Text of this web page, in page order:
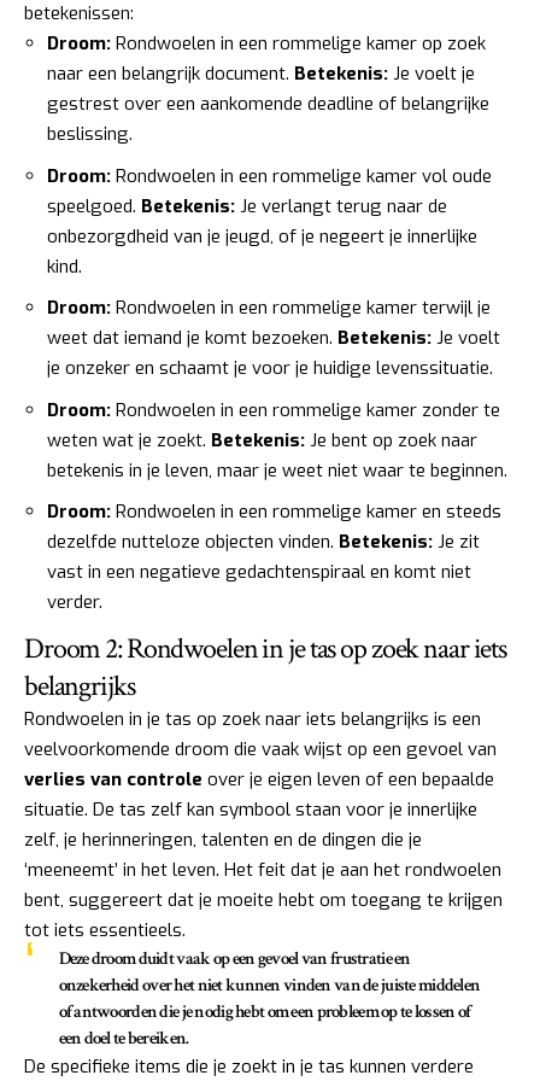
betekenissen:
Droom: Rondwoelen in een rommelige kamer op zoek
naar een belangrijk document. Betekenis: Je voelt je
gestrest over een aankomende deadline of belangrijke
beslissing.
Droom: Rondwoelen in een rommelige kamer vol oude
speelgoed. Betekenis: Je verlangt terug naar de
onbezorgdheid van je jeugd, of je negeert je innerlijke
kind.
Droom: Rondwoelen in een rommelige kamer terwijl je
weet dat iemand je komt bezoeken. Betekenis: Je voelt
je onzeker en schaamt je voor je huidige levenssituatie.
Droom: Rondwoelen in een rommelige kamer zonder te
weten wat je zoekt. Betekenis: Je bent op zoek naar
betekenis in je leven, maar je weet niet waar te beginnen.
Droom: Rondwoelen in een rommelige kamer en steeds
dezelfde nutteloze objecten vinden. Betekenis: Je zit
vast in een negatieve gedachtenspiraal en komt niet
verder.
Droom 2: Rondwoelen in je tas op zoek naar iets
belangrijks
Rondwoelen in je tas op zoek naar iets belangrijks is een
veelvoorkomende droom die vaak wijst op een gevoel van
verlies van controle over je eigen leven of een bepaalde
situatie. De tas zelf kan symbool staan voor je innerlijke
zelf, je herinneringen, talenten en de dingen die je
‘meeneemt’ in het leven. Het feit dat je aan het rondwoelen
bent, suggereert dat je moeite hebt om toegang te krijgen
tot iets essentieels.
Deze droom duidt vaak op een gevoel vanfrustratie en
onzekerheidover het niet kunnen vinden van de juiste middelen
of antwoorden die je nodig hebt om een probleem op te lossen of
een doel te bereiken.
De specifieke items die je zoekt in je tas kunnen verdere